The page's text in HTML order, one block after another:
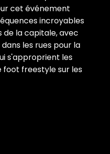
cet événement
incroyables
de la capitale, avec
les rues pour la
s'approprient les
foot freestyle sur les